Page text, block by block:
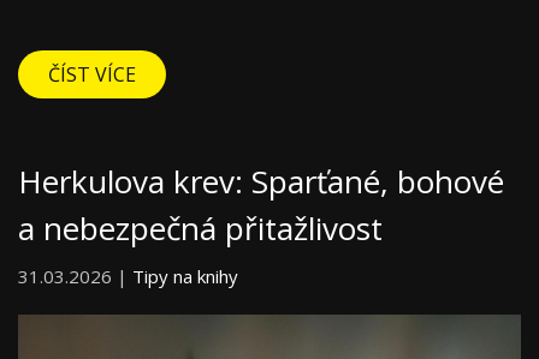
ČÍST VÍCE
Herkulova krev: Sparťané, bohové
a nebezpečná přitažlivost
31.03.2026 | Tipy na knihy